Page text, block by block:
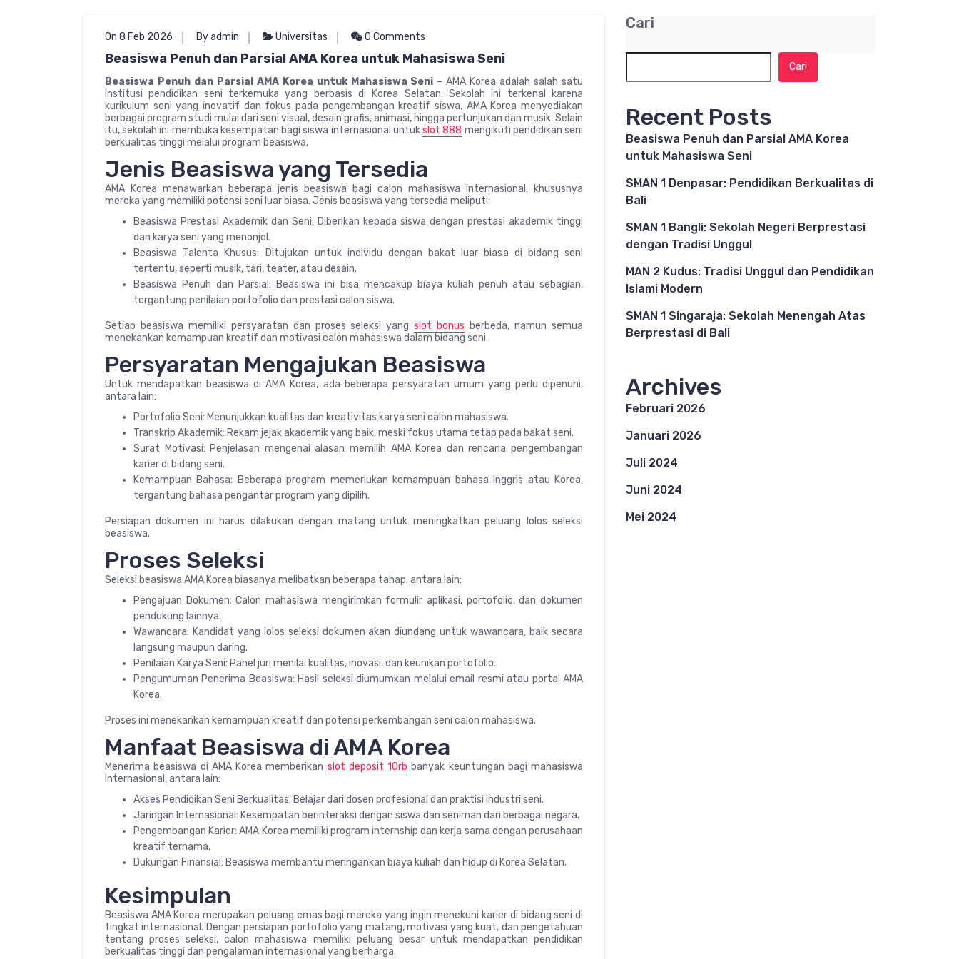
On 8 Feb 2026 By admin Universitas 0 Comments
Beasiswa Penuh dan Parsial AMA Korea untuk Mahasiswa Seni
Beasiswa Penuh dan Parsial AMA Korea untuk Mahasiswa Seni – AMA Korea adalah salah satu
institusi pendidikan seni terkemuka yang berbasis di Korea Selatan. Sekolah ini terkenal karena
kurikulum seni yang inovatif dan fokus pada pengembangan kreatif siswa. AMA Korea menyediakan
berbagai program studi mulai dari seni visual, desain grafis, animasi, hingga pertunjukan dan musik. Selain
itu, sekolah ini membuka kesempatan bagi siswa internasional untukslot 888 mengikuti pendidikan seni
berkualitas tinggi melalui program beasiswa.
Jenis Beasiswa yang Tersedia
AMA Korea menawarkan beberapa jenis beasiswa bagi calon mahasiswa internasional, khususnya
mereka yang memiliki potensi seni luar biasa. Jenis beasiswa yang tersedia meliputi:
Beasiswa Prestasi Akademik dan Seni: Diberikan kepada siswa dengan prestasi akademik tinggi
dan karya seni yang menonjol.
Beasiswa Talenta Khusus: Ditujukan untuk individu dengan bakat luar biasa di bidang seni
tertentu, seperti musik, tari, teater, atau desain.
Beasiswa Penuh dan Parsial: Beasiswa ini bisa mencakup biaya kuliah penuh atau sebagian,
tergantung penilaian portofolio dan prestasi calon siswa.
Setiap beasiswa memiliki persyaratan dan proses seleksi yangslot bonus berbeda, namun semua
menekankan kemampuan kreatif dan motivasi calon mahasiswa dalam bidang seni.
Persyaratan Mengajukan Beasiswa
Untuk mendapatkan beasiswa di AMA Korea, ada beberapa persyaratan umum yang perlu dipenuhi,
antara lain:
Portofolio Seni: Menunjukkan kualitas dan kreativitas karya seni calon mahasiswa.
Transkrip Akademik: Rekam jejak akademik yang baik, meski fokus utama tetap pada bakat seni.
Surat Motivasi: Penjelasan mengenai alasan memilih AMA Korea dan rencana pengembangan
karier di bidang seni.
Kemampuan Bahasa: Beberapa program memerlukan kemampuan bahasa Inggris atau Korea,
tergantung bahasa pengantar program yang dipilih.
Persiapan dokumen ini harus dilakukan dengan matang untuk meningkatkan peluang lolos seleksi
beasiswa.
Proses Seleksi
Seleksi beasiswa AMA Korea biasanya melibatkan beberapa tahap, antara lain:
Pengajuan Dokumen: Calon mahasiswa mengirimkan formulir aplikasi, portofolio, dan dokumen
pendukung lainnya.
Wawancara: Kandidat yang lolos seleksi dokumen akan diundang untuk wawancara, baik secara
langsung maupun daring.
Penilaian Karya Seni: Panel juri menilai kualitas, inovasi, dan keunikan portofolio.
Pengumuman Penerima Beasiswa: Hasil seleksi diumumkan melalui email resmi atau portal AMA
Korea.
Proses ini menekankan kemampuan kreatif dan potensi perkembangan seni calon mahasiswa.
Manfaat Beasiswa di AMA Korea
Menerima beasiswa di AMA Korea memberikan slot deposit 10rb banyak keuntungan bagi mahasiswa
internasional, antara lain:
Akses Pendidikan Seni Berkualitas: Belajar dari dosen profesional dan praktisi industri seni.
Jaringan Internasional: Kesempatan berinteraksi dengan siswa dan seniman dari berbagai negara.
Pengembangan Karier: AMA Korea memiliki program internship dan kerja sama dengan perusahaan
kreatif ternama.
Dukungan Finansial: Beasiswa membantu meringankan biaya kuliah dan hidup di Korea Selatan.
Kesimpulan
Beasiswa AMA Korea merupakan peluang emas bagi mereka yang ingin menekuni karier di bidang seni di
tingkat internasional. Dengan persiapan portofolio yang matang, motivasi yang kuat, dan pengetahuan
tentang proses seleksi, calon mahasiswa memiliki peluang besar untuk mendapatkan pendidikan
berkualitas tinggi dan pengalaman internasional yang berharga.
Cari
Cari
Recent Posts
Beasiswa Penuh dan Parsial AMA Korea
untuk Mahasiswa Seni
SMAN 1 Denpasar: Pendidikan Berkualitas di
Bali
SMAN 1 Bangli: Sekolah Negeri Berprestasi
dengan Tradisi Unggul
MAN 2 Kudus: Tradisi Unggul dan Pendidikan
Islami Modern
SMAN 1 Singaraja: Sekolah Menengah Atas
Berprestasi di Bali
Archives
Februari 2026
Januari 2026
Juli 2024
Juni 2024
Mei 2024